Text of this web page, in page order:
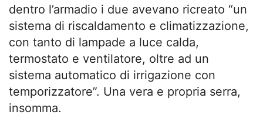
dentro l’armadio i due avevano ricreato “un
sistema di riscaldamento e climatizzazione,
con tanto di lampade a luce calda,
termostato e ventilatore, oltre ad un
sistema automatico di irrigazione con
temporizzatore”. Una vera e propria serra,
insomma.